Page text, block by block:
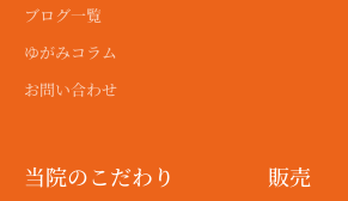
ブログ一覧
ゆがみコラム
お問い合わせ
当院のこだわり 販売